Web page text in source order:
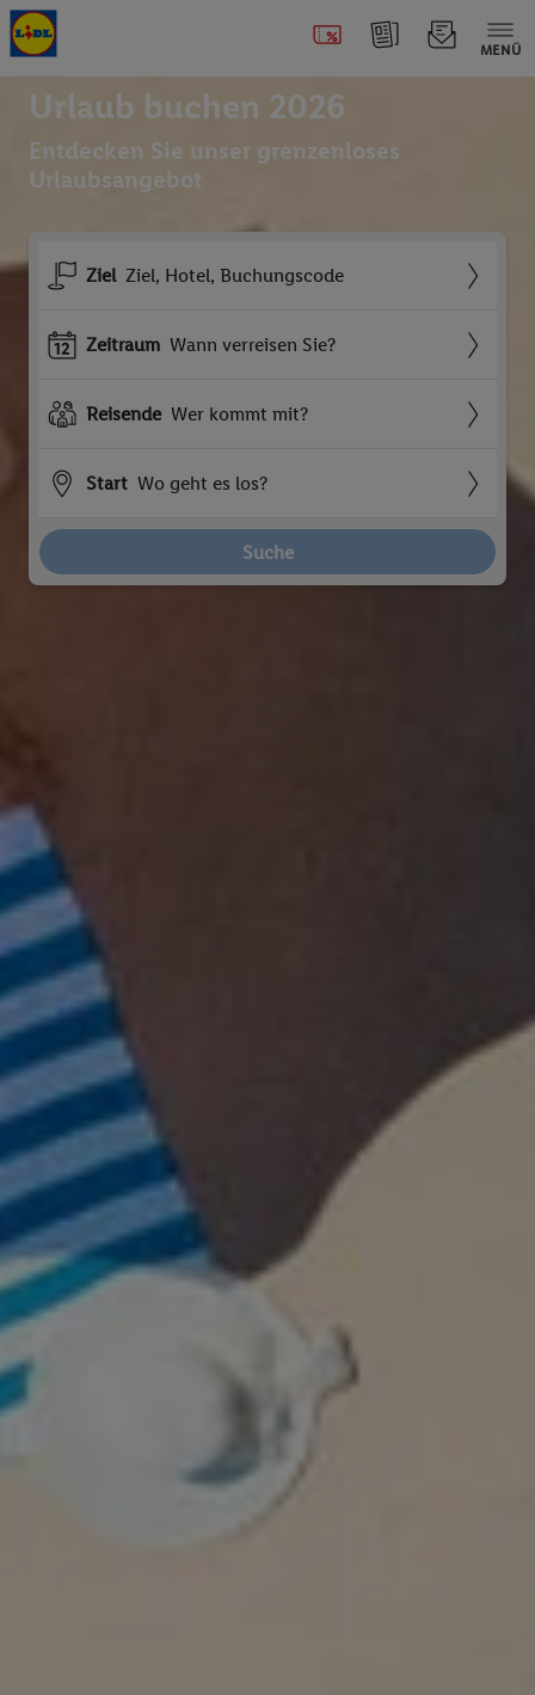
MENÜ
Urlaub buchen 2026
Entdecken Sie unser grenzenloses
Urlaubsangebot
Ziel Ziel, Hotel, Buchungscode
Zeitraum Wann verreisen Sie?
Reisende Wer kommt mit?
Start Wo geht es los?
Suche